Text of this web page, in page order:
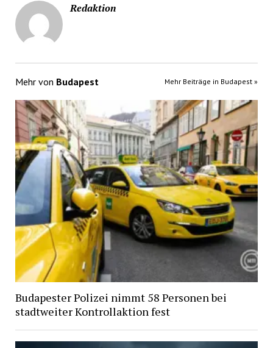
Redaktion
Mehr von Budapest Mehr Beiträge in Budapest »
Budapester Polizei nimmt 58 Personen bei
stadtweiter Kontrollaktion fest